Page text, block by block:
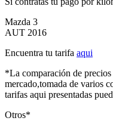
Mazda 3
AUT 2016
Encuentra tu tarifa aqui
*La comparación de
mercado,tomada de varios
tarifas aqui presentadas
Otros*